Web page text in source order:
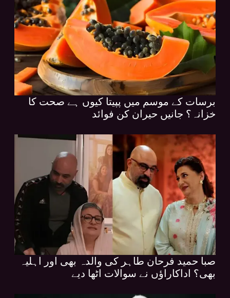
برسات کے موسم میں پپیتا کیوں ہے صحت کا
خزانہ؟ جانیں حیران کن فوائد
صبا حمید فرحان طاہر کی والدہ بھی اور اہلیہ
بھی؟ اداکاراؤں نے سوالات اٹھا دیے